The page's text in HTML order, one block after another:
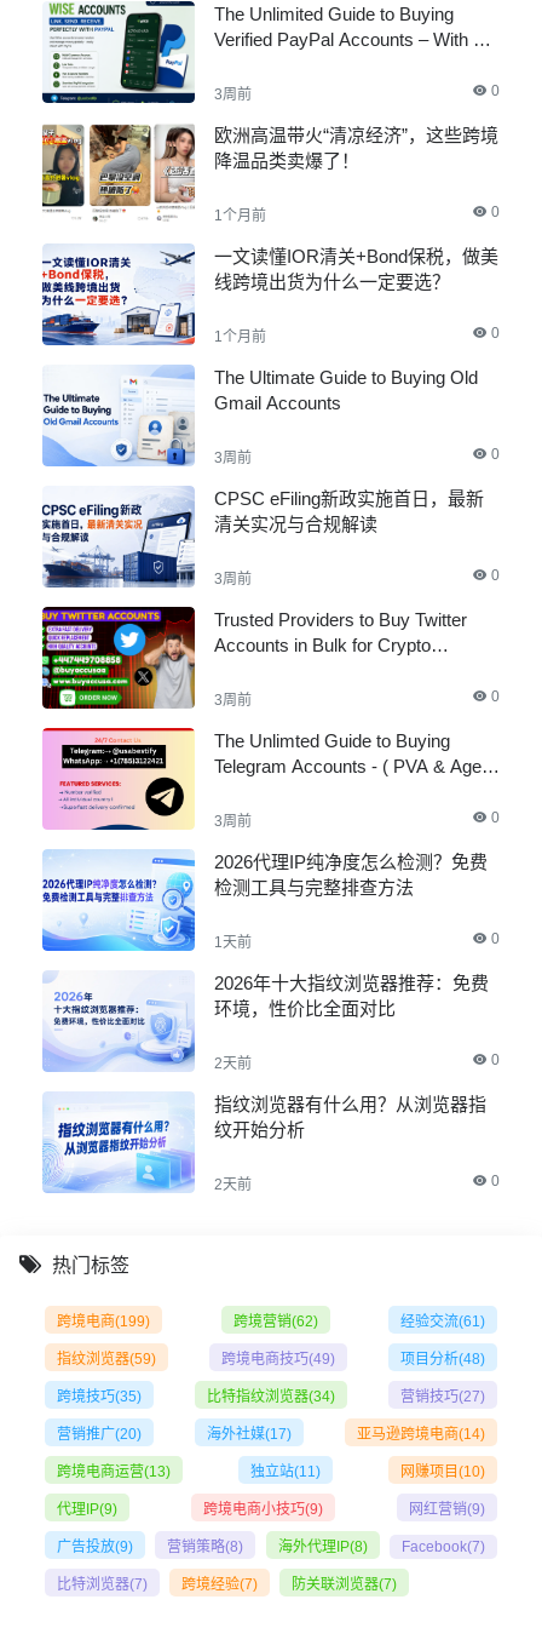
The Unlimited Guide to Buying
Verified PayPal Accounts – With All
3周前 0
欧洲高温带火“清凉经济”，这些跨境
降温品类卖爆了！
1个月前 0
一文读懂IOR清关+Bond保税，做美
线跨境出货为什么一定要选？
1个月前 0
The Ultimate Guide to Buying Old
Gmail Accounts
3周前 0
CPSC eFiling新政实施首日，最新
清关实况与合规解读
3周前 0
Trusted Providers to Buy Twitter
Accounts in Bulk for Crypto
3周前 0
The Unlimted Guide to Buying
Telegram Accounts - ( PVA & Aged
3周前 0
2026代理IP纯净度怎么检测？免费
检测工具与完整排查方法
1天前 0
2026年十大指纹浏览器推荐：免费
环境，性价比全面对比
2天前 0
指纹浏览器有什么用？从浏览器指
纹开始分析
2天前 0
热门标签
跨境电商(199) 跨境营销(62) 经验交流(61)
指纹浏览器(59) 跨境电商技巧(49) 项目分析(48)
跨境技巧(35) 比特指纹浏览器(34) 营销技巧(27)
营销推广(20) 海外社媒(17) 亚马逊跨境电商(14)
跨境电商运营(13) 独立站(11) 网赚项目 (10)
代理IP(9) 跨境电商小技巧(9) 网红营销(9)
广告投放(9) 营销策略(8) 海外代理IP(8) Facebook(7)
比特浏览器(7) 跨境经验(7) 防关联浏览器(7)